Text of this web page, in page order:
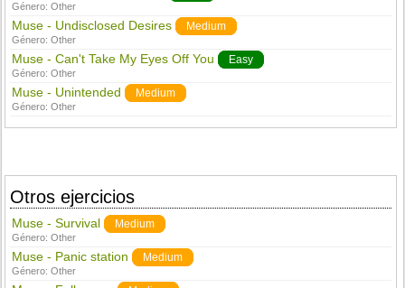
Género:Other
Muse - Undisclosed Desires Medium
Género:Other
Muse - Can't Take My Eyes Off You Easy
Género:Other
Muse - Unintended Medium
Género:Other
Otros ejercicios
Muse - Survival Medium
Género:Other
Muse - Panic station Medium
Género:Other